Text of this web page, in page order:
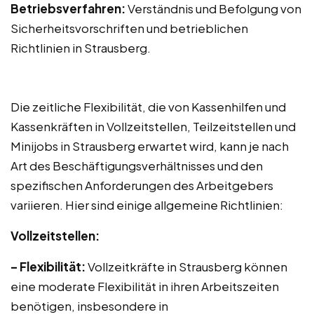
Betriebsverfahren:Verständnis und Befolgung von
Sicherheitsvorschriften und betrieblichen
Richtlinien in Strausberg.
Die zeitliche Flexibilität, die von Kassenhilfen und
Kassenkräften in Vollzeitstellen, Teilzeitstellen und
Minijobs in Strausberg erwartet wird, kann je nach
Art des Beschäftigungsverhältnisses und den
spezifischen Anforderungen des Arbeitgebers
variieren. Hier sind einige allgemeine Richtlinien:
Vollzeitstellen:
– Flexibilität:Vollzeitkräfte in Strausberg können
eine moderate Flexibilität in ihren Arbeitszeiten
benötigen, insbesondere in